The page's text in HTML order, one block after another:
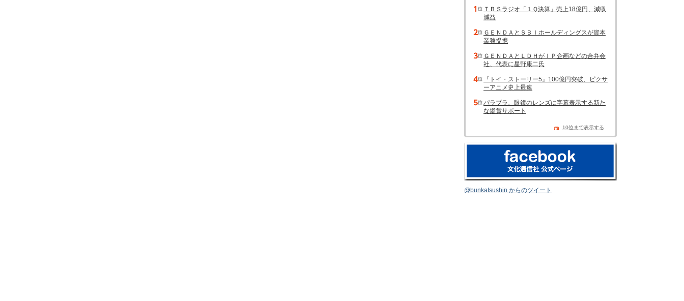
ＴＢＳラジオ「１Ｑ決算」売上18億円、減収
減益
ＧＥＮＤＡとＳＢＩホールディングスが資本
業務提携
ＧＥＮＤＡとＬＤＨがＩＰ企画などの合弁会
社、代表に星野康二氏
『トイ・ストーリー5』100億円突破、ピクサ
ーアニメ史上最速
パラブラ、眼鏡のレンズに字幕表示する新た
な鑑賞サポート
10位まで表示する
@bunkatsushin からのツイート